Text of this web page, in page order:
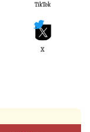
TikTok
X